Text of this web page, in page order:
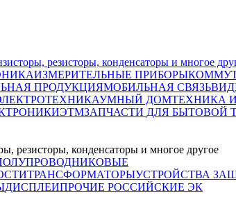
резисторы, конденсаторы и многое
ИЗМЕРИТЕЛЬНЫЕ ПРИБОРЫ
ПРОДУКЦИЯМОБИЛЬНАЯ СВЯЗЬ
УМНЫЙ ДОМТЕХНИКА
ЭТМЗАПЧАСТИ ДЛЯ БЫТОВОЙ
конденсаторы и многое другое
ТРАНСФОРМАТОРЫУСТРОЙСТВА
ДИСПЛЕИПРОЧИЕ РОССИЙСКИЕ ЭК